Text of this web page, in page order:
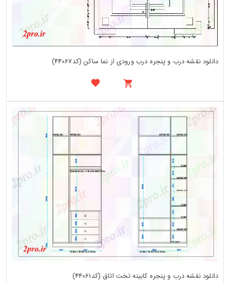
دانلود نقشه درب و پنجره درب ورودی از نما ساکن (کد44067)
دانلود نقشه درب و پنجره کابینه تخت اتاق (کد44061)